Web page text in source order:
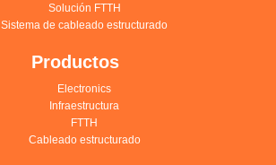
Solución FTTH
Sistema de cableado estructurado
Productos
Electronics
Infraestructura
FTTH
Cableado estructurado